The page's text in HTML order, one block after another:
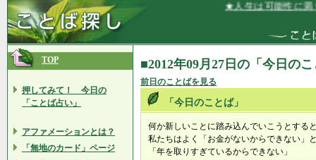
★人生は可能性に満ち
TOP
押してみて！ 今日の
「ことば占い」
アファメーションとは？
「無地のカード」ページ
■2012年09月27日の「今日の
前日のことばを見る
「今日のことば」
何か新しいことに踏み込んでいこうとする
私たちはよく「お金がないからできない」
「年を取りすぎているからできない」